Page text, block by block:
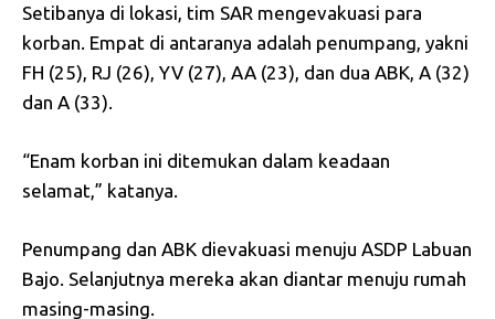
Setibanya di lokasi, tim SAR mengevakuasi para
korban. Empat di antaranya adalah penumpang, yakni
FH (25), RJ (26), YV (27), AA (23), dan dua ABK, A (32)
dan A (33).
“Enam korban ini ditemukan dalam keadaan
selamat,” katanya.
Penumpang dan ABK dievakuasi menuju ASDP Labuan
Bajo. Selanjutnya mereka akan diantar menuju rumah
masing-masing.